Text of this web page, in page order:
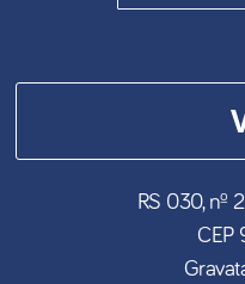
RS 030, nº
CEP